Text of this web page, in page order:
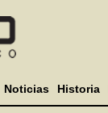
Noticias Historia